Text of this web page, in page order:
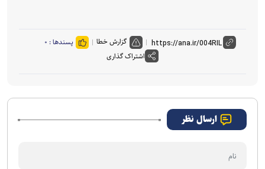
گزارش خطا پسندها : ۰
اشتراک گذاری
ارسال نظر